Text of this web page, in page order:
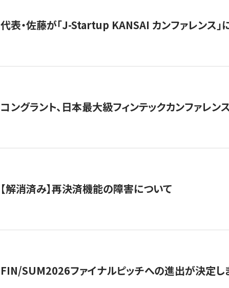
代表・佐藤が「J-Startup KANSAI カンファレンス」
コングラント、日本最大級フィンテックカンファレ
【解消済み】再決済機能の障害について
FIN/SUM2026ファイナルピッチへの進出が決定し